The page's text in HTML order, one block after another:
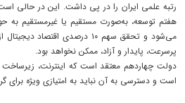
هفتم توسعه، به‌صورت مستقیم یا غیرمستقیم به
می‌شود و تحقق سهم ۱۰ درصدی
پرسرعت، پایدار و آزاد، ممکن نخواهد بود.
دولت چهاردهم معتقد است که اینترنت، زیرساخت
است و دسترسی به آن نباید به امتیازی ویژه